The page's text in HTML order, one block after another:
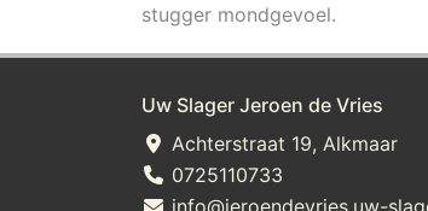
stugger mondgevoel.
Uw Slager Jeroen de Vries
Achterstraat 19, Alkmaar
0725110733